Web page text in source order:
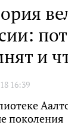
и
16:39
поколения